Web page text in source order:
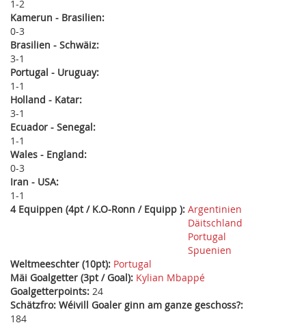
1 2
Kamerun - Brasilien:
0 3
Brasilien - Schwäiz:
3 1
Portugal - Uruguay:
1 1
Holland - Katar:
3 1
Ecuador - Senegal:
1 1
Wales - England:
0 3
Iran - USA:
1 1
4 Equippen (4pt / K.O-Ronn / Equipp ): Argentinien
Däitschland
Portugal
Spuenien
Weltmeeschter (10pt): Portugal
Mäi Goalgetter (3pt / Goal): Kylian Mbappé
Goalgetterpoints: 24
Schätzfro: Wéivill Goaler ginn am ganze geschoss?:
184